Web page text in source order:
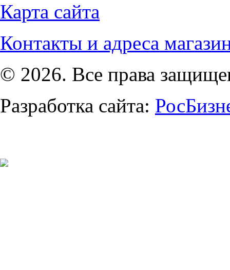
Карта сайта
Контакты и адреса
© 2026. Все права
Разработка сайта: